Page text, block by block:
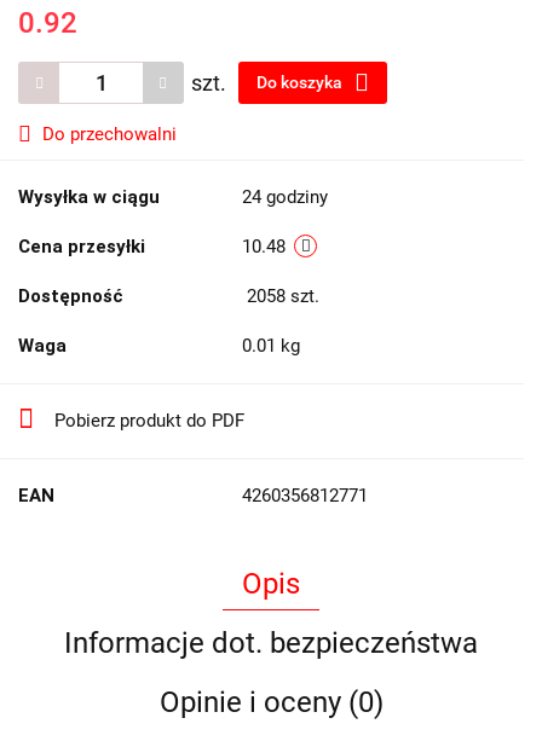
0.92
szt. Do koszyka
Do przechowalni
Wysyłka w ciągu 24 godziny
Cena przesyłki 10.48
Dostępność 2058 szt.
Waga 0.01 kg
Pobierz produkt do PDF
EAN 4260356812771
Opis
Informacje dot. bezpieczeństwa
Opinie i oceny (0)